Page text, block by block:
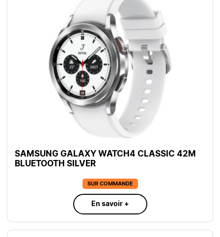
SAMSUNG GALAXY WATCH4 CLASSIC 42M
BLUETOOTH SILVER
SUR COMMANDE
En savoir +